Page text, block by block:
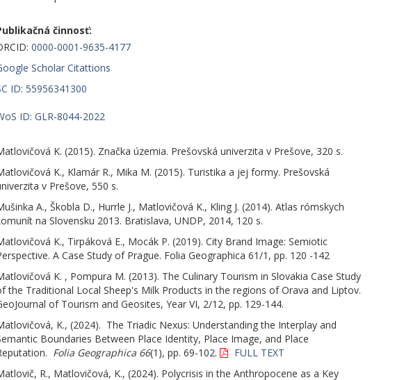
činnosť:
0000-0001-9635-4177
Scholar Citattions
ID: 55956341300
ID: GLR-8044-2022
K. (2015). Značka územia. Prešovská univerzita v Prešove, 320 s.
K., Klamár R., Mika M. (2015). Turistika a jej formy. Prešovská
v Prešove, 550 s.
A., Škobla D., Hurrle J., Matlovičová K., Kling J. (2014). Atlas rómskych
na Slovensku 2013. Bratislava, UNDP, 2014, 120 s.
K., Tirpáková E., Mocák P. (2019). City Brand Image: Semiotic
A Case Study of Prague. Folia Geographica 61/1, pp. 120 -142
K. , Pompura M. (2013). The Culinary Tourism in Slovakia Case Study
the Traditional Local Sheep's Milk Products in the regions of Orava and Liptov.
of Tourism and Geosites, Year VI, 2/12, pp. 129-144.
K., (2024). The Triadic Nexus: Understanding the Interplay and
Boundaries Between Place Identity, Place Image, and Place
Folia Geographica 66(1), pp. 69-102.
FULL TEXT
R., Matlovičová, K., (2024). Polycrisis in the Anthropocene as a Key